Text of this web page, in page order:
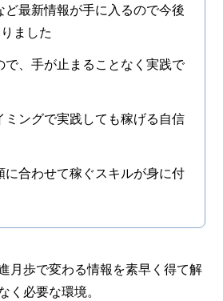
ど最新情報が手に入るので今後
ました
で、手が止まることなく実践で
ミングで実践しても稼げる自信
に合わせて稼ぐスキルが身に付
月歩で変わる情報を素早く得て解
く必要な環境。